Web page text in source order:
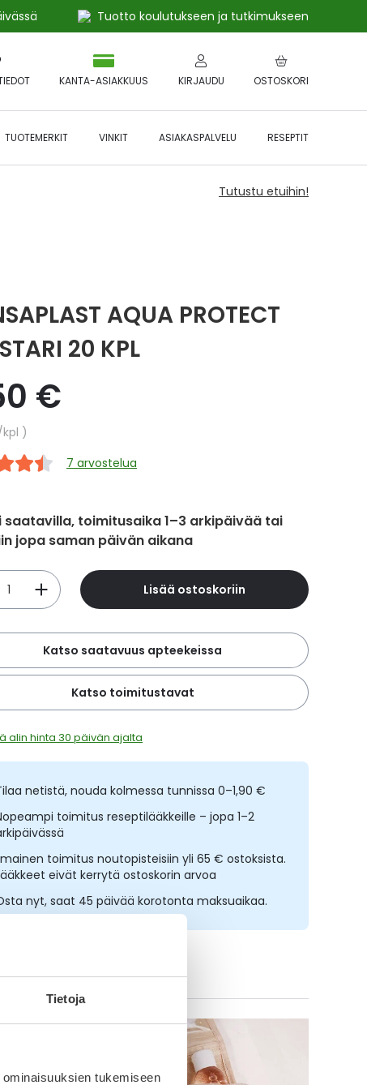
Tietoja
tukemiseen
Tuotto koulutukseen ja tutkimukseen
OSTOSKORI
KANTA-ASIAKKUUS KIRJAUDU
TUOTEMERKIT VINKIT ASIAKASPALVELU RESEPTIT
Tutustu etuihin!
AQUA PROTECT
20 KPL
€
7 arvostelua
saatavilla, toimitusaika 1–3 arkipäivää tai
jopa saman päivän aikana
Lisää ostoskoriin
Katso saatavuus apteekeissa
Katso toimitustavat
alin hinta 30 päivän ajalta
netistä, nouda kolmessa tunnissa 0–1,90 €
toimitus reseptilääkkeille – jopa 1–2
toimitus noutopisteisiin yli 65 € ostoksista.
eivät kerrytä ostoskorin arvoa
nyt, saat 45 päivää korotonta maksuaikaa.